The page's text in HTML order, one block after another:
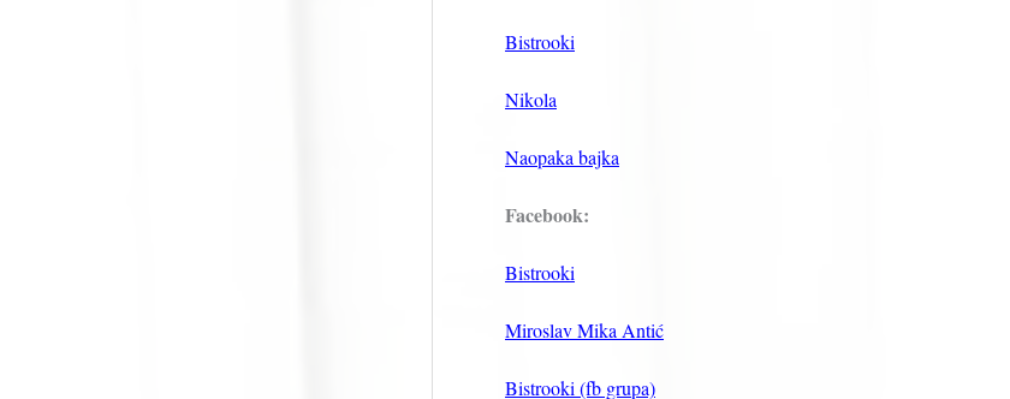
Bistrooki
Nikola
Naopaka bajka
Facebook:
Bistrooki
Miroslav Mika Antić
Bistrooki (fb grupa)